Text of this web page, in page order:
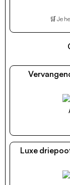
🛒 Je
Luxe